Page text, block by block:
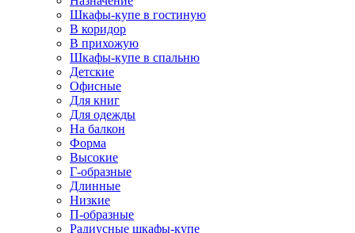
Шкафы-купе в гостиную
В коридор
В прихожую
Шкафы-купе в спальню
Детские
Офисные
Для книг
Для одежды
На балкон
Форма
Высокие
Г-образные
Длинные
Низкие
П-образные
Радиусные шкафы-купе